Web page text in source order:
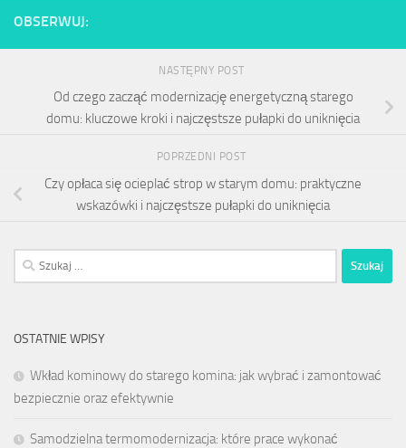
OBSERWUJ:
NASTĘPNY POST
Od czego zacząć modernizację energetyczną starego
domu: kluczowe kroki i najczęstsze pułapki do uniknięcia
POPRZEDNI POST
Czy opłaca się ocieplać strop w starym domu: praktyczne
wskazówki i najczęstsze pułapki do uniknięcia
Szukaj:
OSTATNIE WPISY
Wkład kominowy do starego komina: jak wybrać i zamontować
bezpiecznie oraz efektywnie
Samodzielna termomodernizacja: które prace wykonać